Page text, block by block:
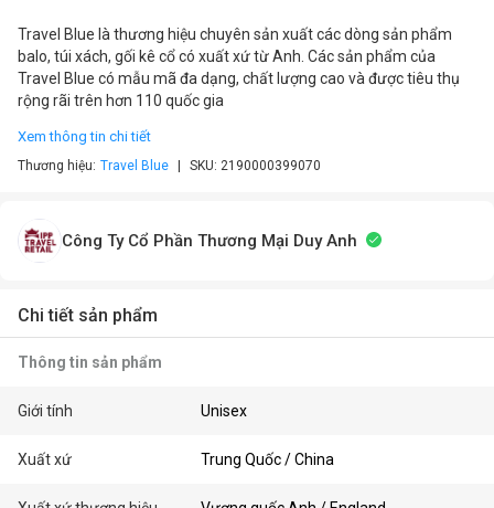
Travel Blue là thương hiệu chuyên sản xuất các dòng sản phẩm
balo, túi xách, gối kê cổ có xuất xứ từ Anh. Các sản phẩm của
Travel Blue có mẫu mã đa dạng, chất lượng cao và được tiêu thụ
rộng rãi trên hơn 110 quốc gia
Xem thông tin chi tiết
Thương hiệu: Travel Blue SKU: 2190000399070
Công Ty Cổ Phần Thương Mại Duy Anh
Chi tiết sản phẩm
Thông tin sản phẩm
Giới tính Unisex
Xuất xứ Trung Quốc / China